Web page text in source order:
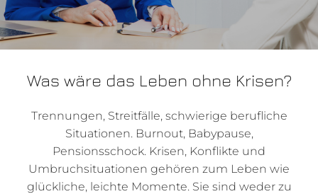
Was wäre das Leben ohne Krisen?
Trennungen, Streitfälle, schwierige berufliche
Situationen. Burnout, Babypause,
Pensionsschock. Krisen, Konflikte und
Umbruchsituationen gehören zum Leben wie
glückliche, leichte Momente. Sie sind weder zu